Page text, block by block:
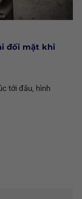
đối mặt khi
tới đâu, hình